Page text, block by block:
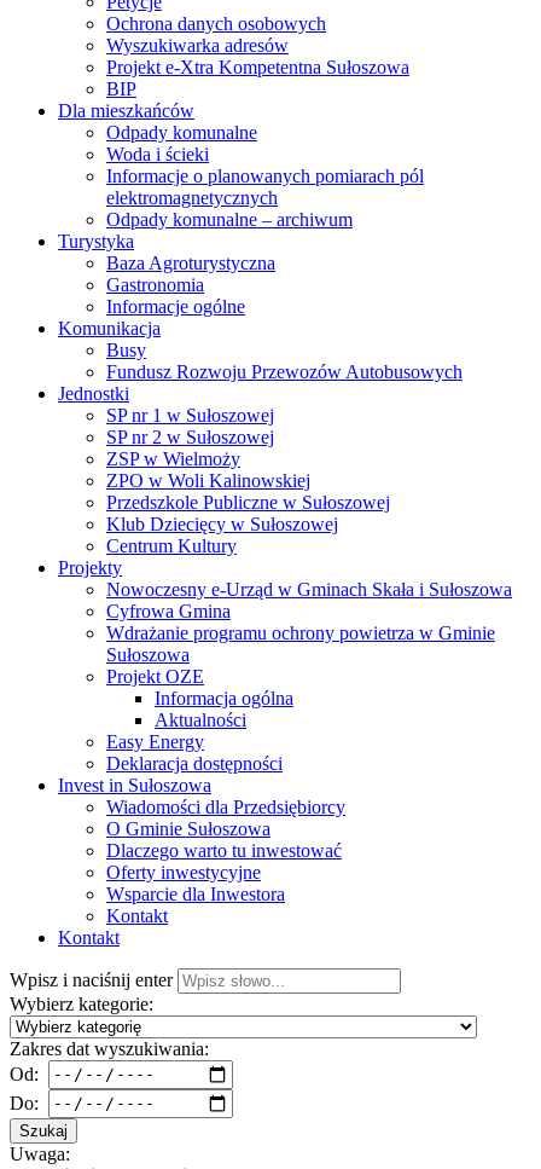
Ochrona danych osobowych
Wyszukiwarka adresów
Projekt e-Xtra Kompetentna Sułoszowa
BIP
Dla mieszkańców
Odpady komunalne
Woda i ścieki
Informacje o planowanych pomiarach pól
elektromagnetycznych
Odpady komunalne – archiwum
Turystyka
Baza Agroturystyczna
Gastronomia
Informacje ogólne
Komunikacja
Busy
Fundusz Rozwoju Przewozów Autobusowych
Jednostki
SP nr 1 w Sułoszowej
SP nr 2 w Sułoszowej
ZSP w Wielmoży
ZPO w Woli Kalinowskiej
Przedszkole Publiczne w Sułoszowej
Klub Dziecięcy w Sułoszowej
Centrum Kultury
Projekty
Nowoczesny e-Urząd w Gminach Skała i Sułoszowa
Cyfrowa Gmina
Wdrażanie programu ochrony powietrza w Gminie
Sułoszowa
Projekt OZE
Informacja ogólna
Aktualności
Easy Energy
Deklaracja dostępności
Invest in Sułoszowa
Wiadomości dla Przedsiębiorcy
O Gminie Sułoszowa
Dlaczego warto tu inwestować
Oferty inwestycyjne
Wsparcie dla Inwestora
Kontakt
Kontakt
Wpisz i naciśnij enter
Wybierz kategorie:
Zakres dat wyszukiwania:
Od:
Do:
Szukaj
Uwaga: